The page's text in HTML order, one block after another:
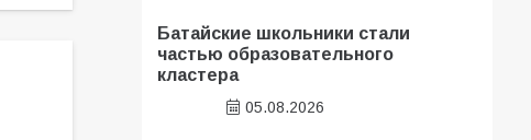
Батайские школьники стали
частью образовательного
кластера
05.08.2026